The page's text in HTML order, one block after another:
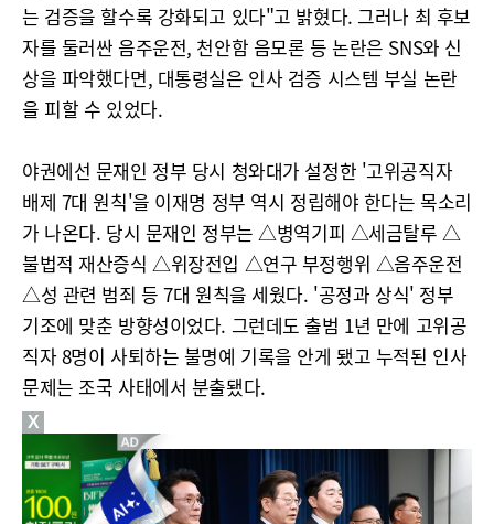
는 검증을 할수록 강화되고 있다"고 밝혔다. 그러나 최 후보
자를 둘러싼 음주운전, 천안함 음모론 등 논란은 SNS와 신
상을 파악했다면, 대통령실은 인사 검증 시스템 부실 논란
을 피할 수 있었다.
야권에선 문재인 정부 당시 청와대가 설정한 '고위공직자
배제 7대 원칙'을 이재명 정부 역시 정립해야 한다는 목소리
가 나온다. 당시 문재인 정부는 △병역기피 △세금탈루 △
불법적 재산증식 △위장전입 △연구 부정행위 △음주운전
△성 관련 범죄 등 7대 원칙을 세웠다. '공정과 상식' 정부
기조에 맞춘 방향성이었다. 그런데도 출범 1년 만에 고위공
직자 8명이 사퇴하는 불명예 기록을 안게 됐고 누적된 인사
문제는 조국 사태에서 분출됐다.
X